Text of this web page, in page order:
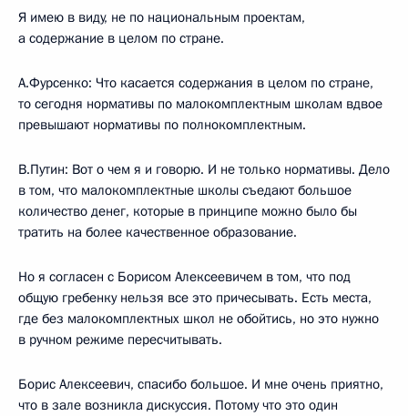
Я имею в виду, не по национальным проектам,
а содержание в целом по стране.
А.Фурсенко: Что касается содержания в целом по стране,
то сегодня нормативы по малокомплектным школам вдвое
превышают нормативы по полнокомплектным.
В.Путин: Вот о чем я и говорю. И не только нормативы. Дело
в том, что малокомплектные школы съедают большое
количество денег, которые в принципе можно было бы
тратить на более качественное образование.
Но я согласен с Борисом Алексеевичем в том, что под
общую гребенку нельзя все это причесывать. Есть места,
где без малокомплектных школ не обойтись, но это нужно
в ручном режиме пересчитывать.
Борис Алексеевич, спасибо большое. И мне очень приятно,
что в зале возникла дискуссия. Потому что это один